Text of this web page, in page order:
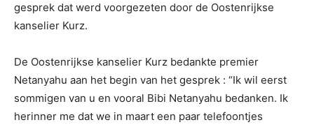
gesprek dat werd voorgezeten door de Oostenrijkse
kanselier Kurz.
De Oostenrijkse kanselier Kurz bedankte premier
Netanyahu aan het begin van het gesprek : “Ik wil eerst
sommigen van u en vooral Bibi Netanyahu bedanken. Ik
herinner me dat we in maart een paar telefoontjes